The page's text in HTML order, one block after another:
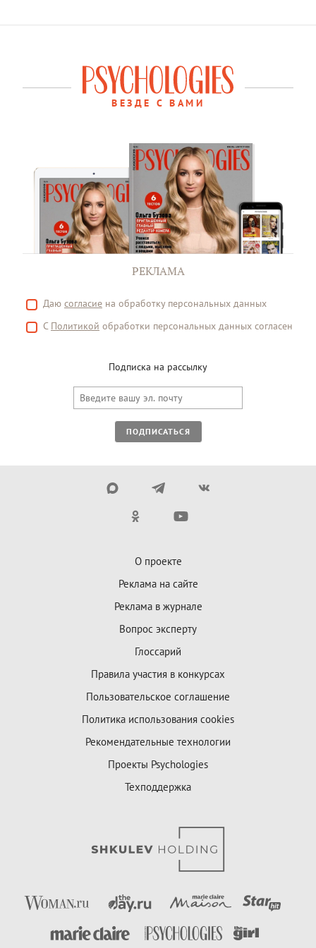
ВЕЗДЕ С ВАМИ
РЕКЛАМА
Даю согласие на обработку персональных данных
С Политикой обработки персональных данных согласен
Подписка на рассылку
ПОДПИСАТЬСЯ
О проекте
Реклама на сайте
Реклама в журнале
Вопрос эксперту
Глоссарий
Правила участия в конкурсах
Пользовательское соглашение
Политика использования cookies
Рекомендательные технологии
Проекты Psychologies
Техподдержка